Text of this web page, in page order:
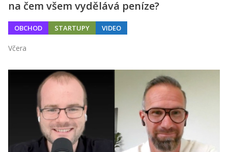
na čem všem vydělává peníze?
OBCHOD STARTUPY VIDEO
Včera